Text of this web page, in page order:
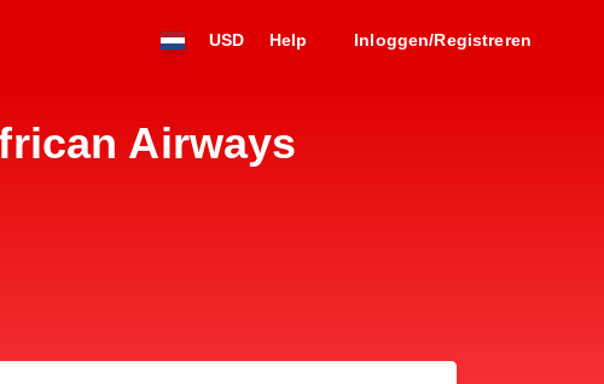
USD Help Inloggen/Registreren
Airways